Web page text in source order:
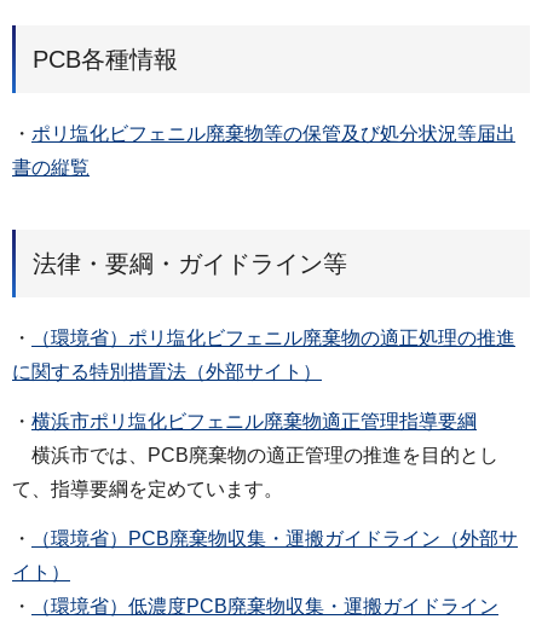
PCB各種情報
・ ポリ塩化ビフェニル廃棄物等の保管及び処分状況等届出
書の縦覧
法律・要綱・ガイドライン等
・
（環境省）ポリ塩化ビフェニル廃棄物の適正処理の推進
に関する特別措置法（外部サイト）
・ 横浜市ポリ塩化ビフェニル廃棄物適正管理指導要綱
横浜市では、PCB廃棄物の適正管理の推進を目的とし
て、指導要綱を定めています。
・
（環境省）PCB廃棄物収集・運搬ガイドライン（外部サ
イト）
・
（環境省）低濃度PCB廃棄物収集・運搬ガイドライン